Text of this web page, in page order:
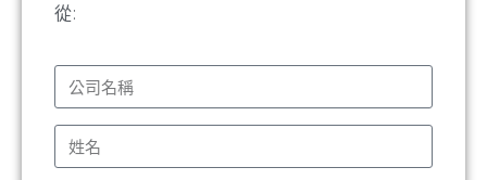
從: